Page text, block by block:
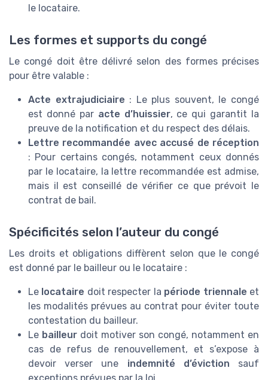
le locataire.
Les formes et supports du congé
Le congé doit être délivré selon des formes précises
pour être valable :
Acte extrajudiciaire : Le plus souvent, le congé
est donné par acte d’huissier, ce qui garantit la
preuve de la notification et du respect des délais.
Lettre recommandée avec accusé de réception
: Pour certains congés, notamment ceux donnés
par le locataire, la lettre recommandée est admise,
mais il est conseillé de vérifier ce que prévoit le
contrat de bail.
Spécificités selon l’auteur du congé
Les droits et obligations diffèrent selon que le congé
est donné par le bailleur ou le locataire :
Le locataire doit respecter la période triennale et
les modalités prévues au contrat pour éviter toute
contestation du bailleur.
Le bailleur doit motiver son congé, notamment en
cas de refus de renouvellement, et s’expose à
devoir verser une indemnité d’éviction sauf